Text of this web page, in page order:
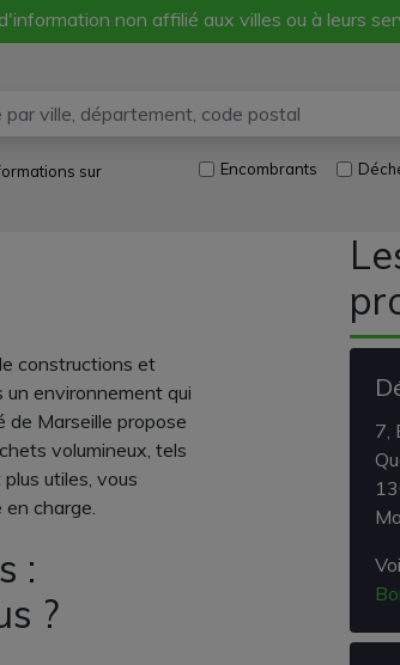
non affilié aux villes ou à leurs
sur Encombrants
constructions et
un environnement qui
de Marseille propose
volumineux, tels
utiles, vous
charge.
:
?
7,